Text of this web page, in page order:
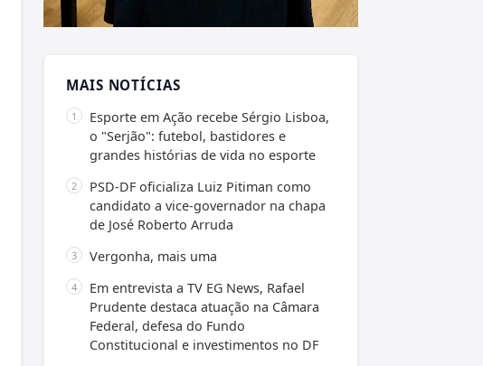
MAIS NOTÍCIAS
Esporte em Ação recebe Sérgio Lisboa,
o "Serjão": futebol, bastidores e
grandes histórias de vida no esporte
PSD-DF oficializa Luiz Pitiman como
candidato a vice-governador na chapa
de José Roberto Arruda
Vergonha, mais uma
Em entrevista a TV EG News, Rafael
Prudente destaca atuação na Câmara
Federal, defesa do Fundo
Constitucional e investimentos no DF